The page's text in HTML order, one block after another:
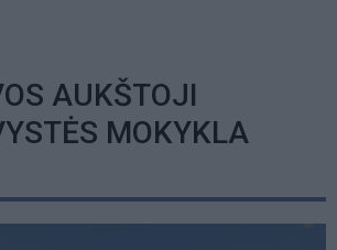
AUKŠTOJI
MOKYKLA